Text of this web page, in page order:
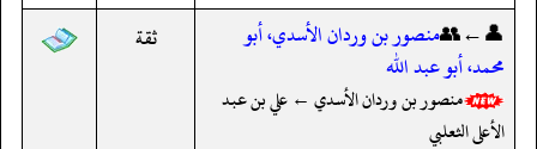
👤←👥منصور بن وردان الأسدي، أبو
محمد، أبو عبد الله
منصور بن وردان الأسدي ← علي بن عبد
الأعلى الثعلبي
ثقة